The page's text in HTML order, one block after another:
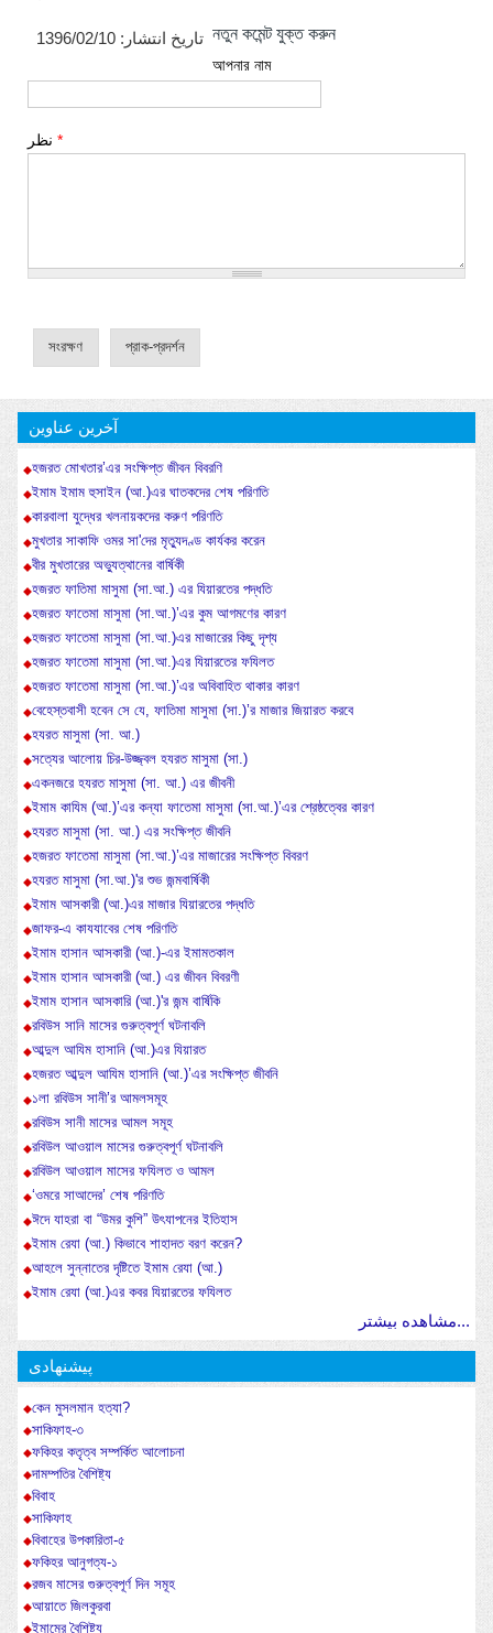
تاریخ انتشار: 1396/02/10 নতুন কমেন্ট যুক্ত করুন
আপনার নাম
*
آخرین عناوین
হজরত মোখতার’এর সংক্ষিপ্ত জীবন বিবরণি
ইমাম ইমাম হুসাইন (আ.)এর ঘাতকদের শেষ পরিণতি
কারবালা যুদ্ধের খলনায়কদের করুণ পরিণতি
মুখতার সাকাফি ওমর সা'দের মৃত্যুদণ্ড কার্যকর করেন
বীর মুখতারের অভ্যুত্থানের বার্ষিকী
হজরত ফাতিমা মাসুমা (সা.আ.) এর যিয়ারতের পদ্ধতি
হজরত ফাতেমা মাসুমা (সা.আ.)’এর কুম আগমণের কারণ
হজরত ফাতেমা মাসুমা (সা.আ.)এর মাজারের কিছু দৃশ্য
হজরত ফাতেমা মাসুমা (সা.আ.)এর যিয়ারতের ফযিলত
হজরত ফাতেমা মাসুমা (সা.আ.)’এর অবিবাহিত থাকার কারণ
বেহেস্তবাসী হবেন সে যে, ফাতিমা মাসুমা (সা.)’র মাজার জিয়ারত করবে
হযরত মাসুমা (সা. আ.)
সত্যের আলোয় চির-উজ্জ্বল হযরত মাসুমা (সা.)
একনজরে হযরত মাসুমা (সা. আ.) এর জীবনী
ইমাম কাযিম (আ.)’এর কন্যা ফাতেমা মাসুমা (সা.আ.)’এর শ্রেষ্ঠত্বের কারণ
হযরত মাসুমা (সা. আ.) এর সংক্ষিপ্ত জীবনি
হজরত ফাতেমা মাসুমা (সা.আ.)’এর মাজারের সংক্ষিপ্ত বিবরণ
হযরত মাসুমা (সা.আ.)'র শুভ জন্মবার্ষিকী
ইমাম আসকারী (আ.)এর মাজার যিয়ারতের পদ্ধতি
জাফর-এ কাযযাবের শেষ পরিণতি
ইমাম হাসান আসকারী (আ.)-এর ইমামতকাল
ইমাম হাসান আসকারী (আ.) এর জীবন বিবরণী
ইমাম হাসান আসকারি (আ.)'র জন্ম বার্ষিকি
রবিউস সানি মাসের গুরুত্বপূর্ণ ঘটনাবলি
আব্দুল আযিম হাসানি (আ.)এর যিয়ারত
হজরত আব্দুল আযিম হাসানি (আ.)’এর সংক্ষিপ্ত জীবনি
১লা রবিউস সানী’র আমলসমূহ
রবিউস সানী মাসের আমল সমূহ
রবিউল আওয়াল মাসের গুরুত্বপূর্ণ ঘটনাবলি
রবিউল আওয়াল মাসের ফযিলত ও আমল
‘ওমরে সাআদের’ শেষ পরিণতি
ঈদে যাহরা বা “উমর কুশি” উৎযাপনের ইতিহাস
ইমাম রেযা (আ.) কিভাবে শাহাদত বরণ করেন?
আহলে সুন্নাতের দৃষ্টিতে ইমাম রেযা (আ.)
ইমাম রেযা (আ.)এর কবর যিয়ারতের ফযিলত
مشاهده بیشتر...
پیشنهادی
কেন মুসলমান হত্যা?
সাকিফাহ-৩
ফকিহর কতৃত্ব সম্পর্কিত আলোচনা
দামম্পতির বৈশিষ্ট্য
বিবাহ
সাকিফাহ
বিবাহের উপকারিতা-৫
ফকিহর আনুগত্য-১
রজব মাসের গুরুত্বপূর্ণ দিন সমূহ
আয়াতে জিলকুরবা
ইমামের বৈশিষ্ট্য